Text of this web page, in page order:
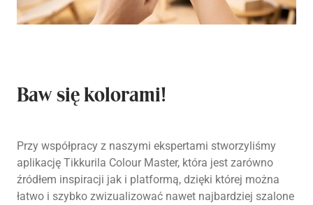
Baw się kolorami!
Przy współpracy z naszymi ekspertami stworzyliśmy
aplikację Tikkurila Colour Master, która jest zarówno
źródłem inspiracji jak i platformą, dzięki której można
łatwo i szybko zwizualizować nawet najbardziej szalone